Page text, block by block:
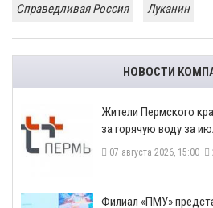
Справедливая Россия
Луканин
НОВОСТИ
​Жители Пермского
за горячую воду за
07 августа 2026, 15:00
​Филиал «ПМУ»